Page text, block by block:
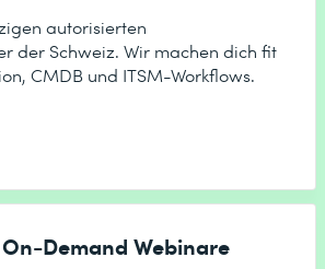
autorisierten
der Schweiz. Wir machen dich fit
CMDB und ITSM-Workflows.
Demand Webinare